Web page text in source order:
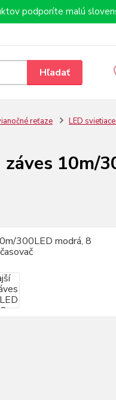
podporíte malú
Hľadať
reťaze LED
10m/